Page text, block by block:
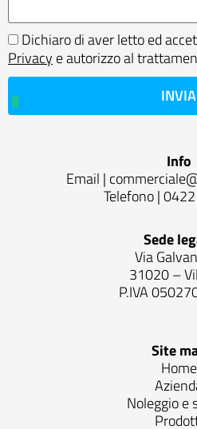
Dichiaro di aver letto ed
Privacy e autorizzo al
INVIA
Info
Email |
Telefono |
Sede
Via
31020 –
P.IVA
Site
Home
Noleggio e